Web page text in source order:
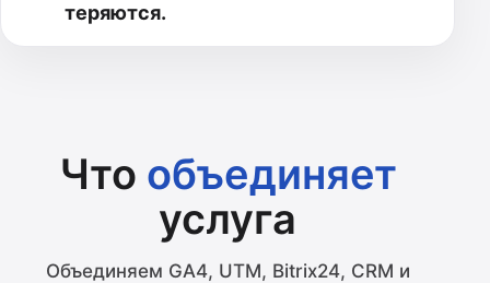
теряются.
Что объединяет
услуга
Объединяем GA4, UTM, Bitrix24, CRM и